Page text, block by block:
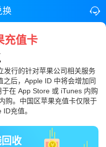
换
充值卡
发行的针对苹果公司相关服务
后，Apple ID 中将会增加同
在 App Store 或 iTunes 内购
购。中国区苹果充值卡仅限于
充值。
收